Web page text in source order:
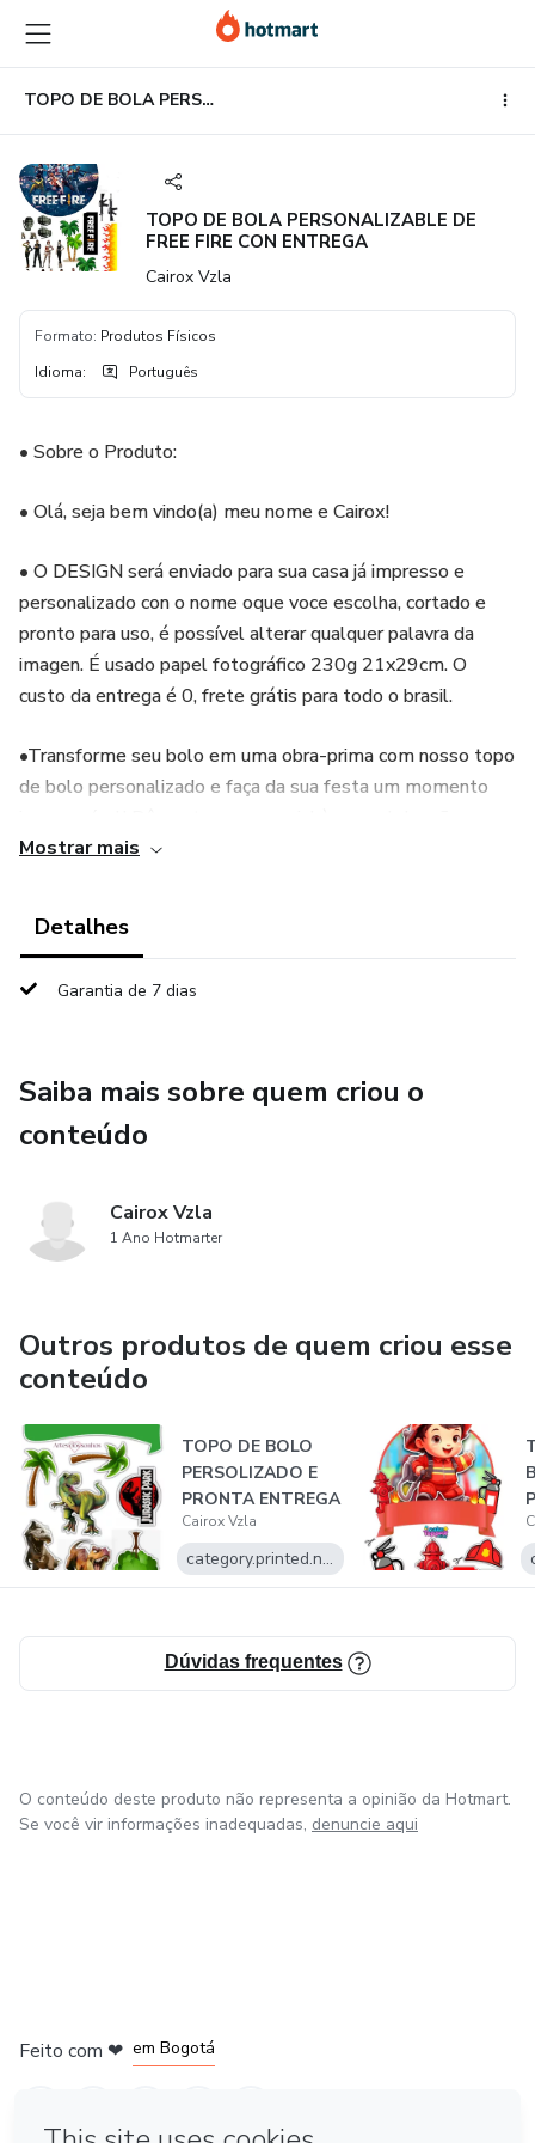
para
o
conteúdo
principal
para
o
pagamento
para
o
rodapé
TOPO DE BOLA PERSONALIZABLE DE FREE FIRE CON ENTREGA
TOPO DE BOLA PERSONALIZABLE DE
FREE FIRE CON ENTREGA
Cairox Vzla
Formato: Produtos Físicos
Idioma: Português
• Sobre o Produto:
• Olá, seja bem vindo(a) meu nome e Cairox!
• O DESIGN será enviado para sua casa já impresso e
personalizado con o nome oque voce escolha, cortado e
pronto para uso, é possível alterar qualquer palavra da
imagen. É usado papel fotográfico 230g 21x29cm. O
custo da entrega é 0, frete grátis para todo o brasil.
•Transforme seu bolo em uma obra-prima com nosso topo
de bolo personalizado e faça da sua festa um momento
nosso topo de bolo personalizado en HD ! Este item é
para durar, mesmo após a festa.
♣ CONTATO PRA PERSONALIZAR O DESIGN: (61) 9
Mostrar mais
Detalhes
Garantia de 7 dias
Saiba mais sobre quem criou o
conteúdo
Cairox Vzla
1 Ano Hotmarter
Outros produtos de quem criou esse
conteúdo
TOPO DE BOLO
PERSOLIZADO E
PRONTA ENTREGA
Cairox Vzla
category.printed.name
Dúvidas frequentes
O conteúdo deste produto não representa a opinião da Hotmart.
Se você vir informações inadequadas, denuncie aqui
Feito com ❤ em Bogotá